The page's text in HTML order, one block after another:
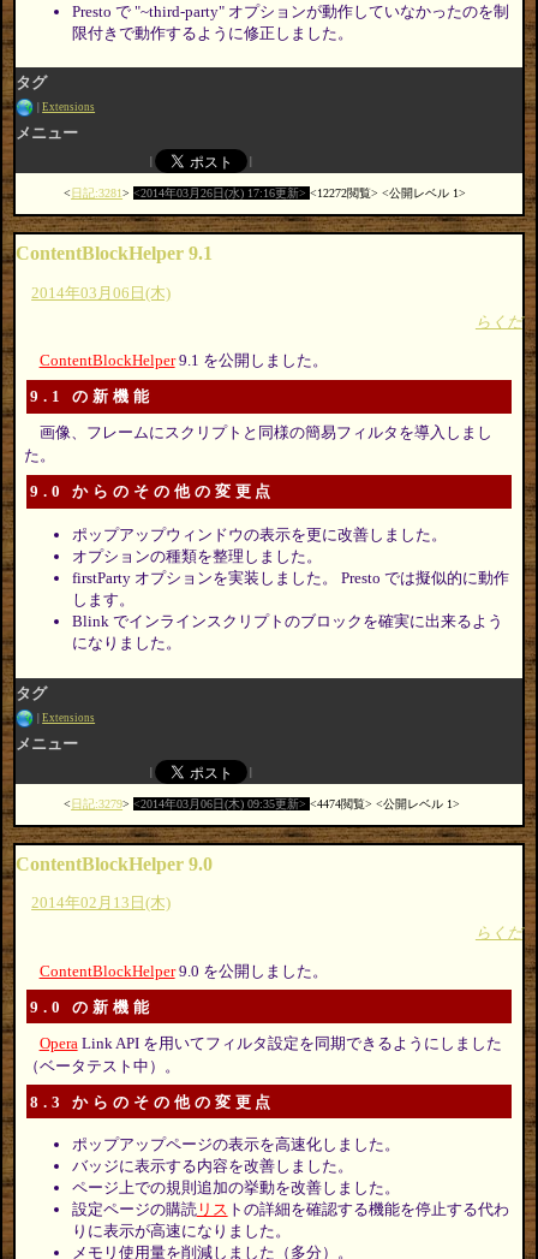
Presto で "~third-party" オプションが動作していなかったのを制
限付きで動作するように修正しました。
タグ
Extensions
メニュー
日記:3281 2014年03月26日(水) 17:16更新 12272閲覧 公開レベル 1
ContentBlockHelper 9.1
2014年03月06日(木)
らくだ
ContentBlockHelper9.1 を公開しました。
9.1 の新機能
画像、フレームにスクリプトと同様の簡易フィルタを導入しまし
た。
9.0 からのその他の変更点
ポップアップウィンドウの表示を更に改善しました。
オプションの種類を整理しました。
firstParty オプションを実装しました。 Presto では擬似的に動作
します。
Blink でインラインスクリプトのブロックを確実に出来るよう
になりました。
タグ
Extensions
メニュー
日記:3279 2014年03月06日(木) 09:35更新 4474閲覧 公開レベル 1
ContentBlockHelper 9.0
2014年02月13日(木)
らくだ
ContentBlockHelper9.0 を公開しました。
9.0 の新機能
Opera Link API を用いてフィルタ設定を同期できるようにしました
（ベータテスト中）。
8.3 からのその他の変更点
ポップアップページの表示を高速化しました。
バッジに表示する内容を改善しました。
ページ上での規則追加の挙動を改善しました。
設定ページの購読リス トの詳細を確認する機能を停止する代わ
りに表示が高速になりました。
メモリ使用量を削減しました（多分）。